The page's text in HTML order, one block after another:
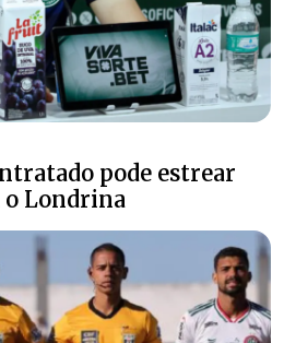
pode estrear
o Londrina